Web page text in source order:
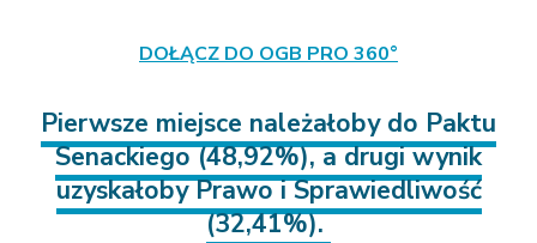
DOŁĄCZ DO OGB PRO 360°
Pierwsze miejsce należałoby do Paktu
Senackiego (48,92%), a drugi wynik
uzyskałoby Prawo i Sprawiedliwość
(32,41%).